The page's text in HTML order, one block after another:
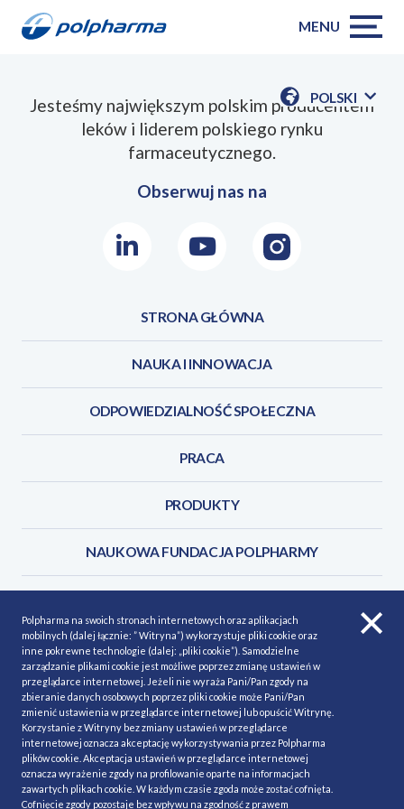
MENU
POLSKI
POKAŻ
Jesteśmy największym polskim producentem
leków i liderem polskiego rynku
farmaceutycznego.
Obserwuj nas na
LinkedInYoutubeInstagram
STRONA GŁÓWNA
NAUKA I INNOWACJA
ODPOWIEDZIALNOŚĆ SPOŁECZNA
PRACA
PRODUKTY
NAUKOWA FUNDACJA POLPHARMY
POLITYKA COOKIES
Polityka prywatności
MAPA STRONY
NASZE SERWISY
MATERIAŁY DO POBRANIA
MINIMALIZACJA RYZYKA
Polpharma na swoich stronach internetowych oraz aplikacjach
mobilnych (dalej łącznie: ” Witryna”) wykorzystuje pliki cookie oraz
inne pokrewne technologie (dalej: „pliki cookie”). Samodzielne
zarządzanie plikami cookie jest możliwe poprzez zmianę ustawień w
przeglądarce internetowej. Jeżeli nie wyraża Pani/Pan zgody na
zbieranie danych osobowych poprzez pliki cookie może Pani/Pan
zmienić ustawienia w przeglądarce internetowej lub opuścić Witrynę.
Korzystanie z Witryny bez zmiany ustawień w przeglądarce
internetowej oznacza akceptację wykorzystywania przez Polpharma
plików cookie. Akceptacja ustawień w przeglądarce internetowej
oznacza wyrażenie zgody na profilowanie oparte na informacjach
zawartych plikach cookie. W każdym czasie zgoda może zostać cofnięta.
Cofnięcie zgody pozostaje bez wpływu na zgodność z prawem